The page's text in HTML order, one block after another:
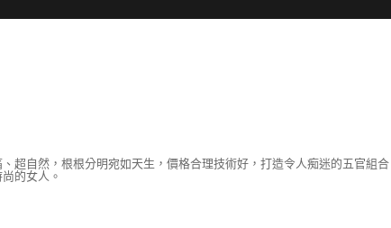
超自然，根根分明宛如天生，價格合理技術好，打造令人痴迷的五官組
的女人。